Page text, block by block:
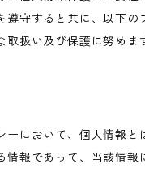
遵守すると共に、以下
扱い及び保護に努めま
ーにおいて、個人情報と
情報であって、当該情